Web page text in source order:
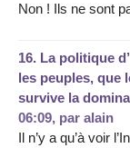
Non ! Ils ne sont
16. La politique
les peuples, que
survive la
06:09, par alain
Il n’y a qu’à voir